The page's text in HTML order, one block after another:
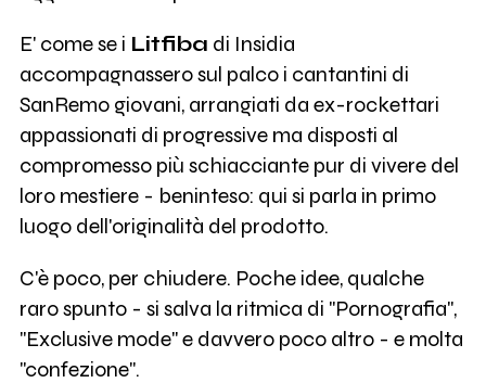
E' come se i Litfiba di Insidia
accompagnassero sul palco i cantantini di
SanRemo giovani, arrangiati da ex-rockettari
appassionati di progressive ma disposti al
compromesso più schiacciante pur di vivere del
loro mestiere - beninteso: qui si parla in primo
luogo dell'originalità del prodotto.
C'è poco, per chiudere. Poche idee, qualche
raro spunto - si salva la ritmica di "Pornografia",
"Exclusive mode" e davvero poco altro - e molta
"confezione".